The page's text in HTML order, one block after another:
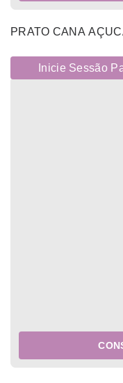
PRATO CANA
Inicie Sessão